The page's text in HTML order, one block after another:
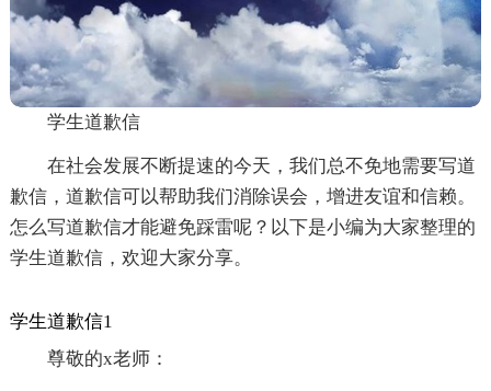
学生道歉信
在社会发展不断提速的今天，我们总不免地需要写道
歉信，道歉信可以帮助我们消除误会，增进友谊和信赖。
怎么写道歉信才能避免踩雷呢？以下是小编为大家整理的
学生道歉信，欢迎大家分享。
学生道歉信1
尊敬的x老师：